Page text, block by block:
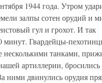
1944 года. Утром
залпы сотен орудий и
гул и грохот. И так
минут. Гвардейцы-
несколькими танками,
артиллерии, бросились
ними двинулись орудия